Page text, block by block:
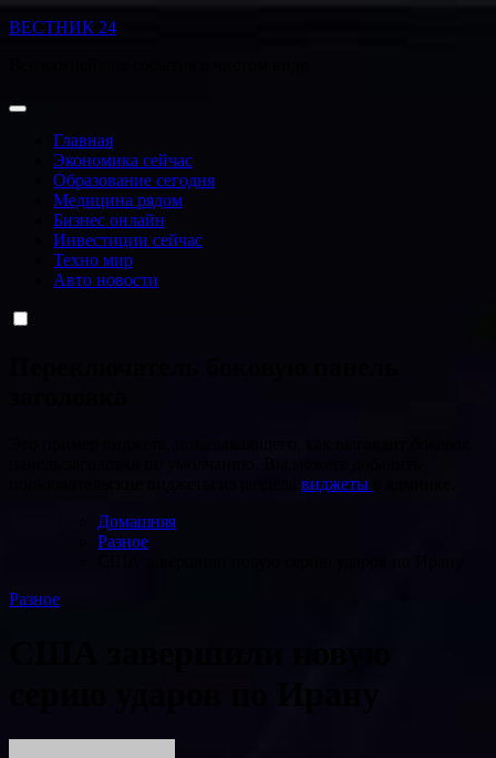
Перейти
ВЕСТНИК 24
Главная
Экономика сейчас
Образование сегодня
Медицина рядом
Бизнес онлайн
Инвестиции сейчас
Техно мир
Авто новости
виджеты
Домашняя
Разное
Разное